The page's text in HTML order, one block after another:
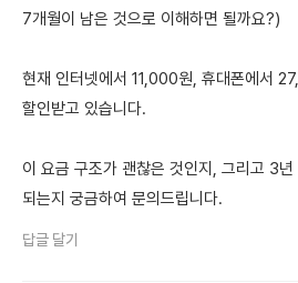
7개월이 남은 것으로 이해하면 될까요?)
현재 인터넷에서 11,000원, 휴대폰에서
할인받고 있습니다.
이 요금 구조가 괜찮은 것인지, 그리고 3년
되는지 궁금하여 문의드립니다.
답글 달기